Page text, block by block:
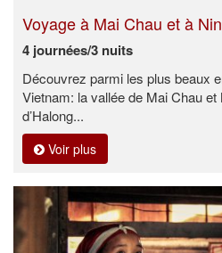
Voyage à Mai Chau et à
4 journées/3 nuits
Découvrez parmi les plus beaux
Vietnam: la vallée de Mai Chau et
d’Halong...
Voir plus